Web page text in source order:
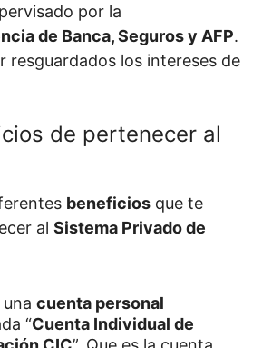
por la
de Banca, Seguros y AFP.
resguardados los intereses de
de pertenecer al
beneficios que te
al Sistema Privado de
cuenta personal
“Cuenta Individual de